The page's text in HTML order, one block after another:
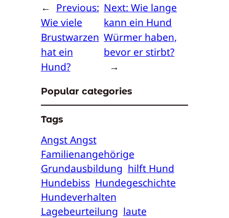
← Previous:
Wie viele
Brustwarzen
hat ein
Hund?
Next:Wie lange
kann ein Hund
Würmer haben,
bevor er stirbt?
→
Popular categories
Tags
Angst Angst
Familienangehörige
Grundausbildung hilft Hund
Hundebiss Hundegeschichte
Hundeverhalten
Lagebeurteilung laute